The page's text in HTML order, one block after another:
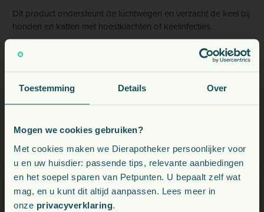
Toestemming Details Over
Mogen we cookies gebruiken?
Met cookies maken we Dierapotheker persoonlijker voor
u en uw huisdier: passende tips, relevante aanbiedingen
en het soepel sparen van Petpunten. U bepaalt zelf wat
mag, en u kunt dit altijd aanpassen. Lees meer in
onze privacyverklaring
Dit product ondersteunt de luchtwegen en verzacht de keel bij
honden en katten met hoestklachten of keelinfecties.
Kan Van Eeuwen Snuit & Keel preventief
worden ingezet?
Mag Van Eeuwen Snuit & Keel gecombineerd
worden met andere middelen?
Kies uw land: